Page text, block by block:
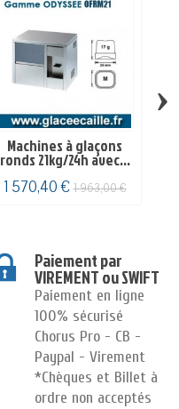
Machines à glaçons
ronds 21kg/24h avec...
1 570,40 €1 963,00 €
›
Paiement par
VIREMENT ou SWIFT
Paiement en ligne
100% sécurisé
Chorus Pro - CB -
Paypal - Virement
*Chèques et Billet à
ordre non acceptés